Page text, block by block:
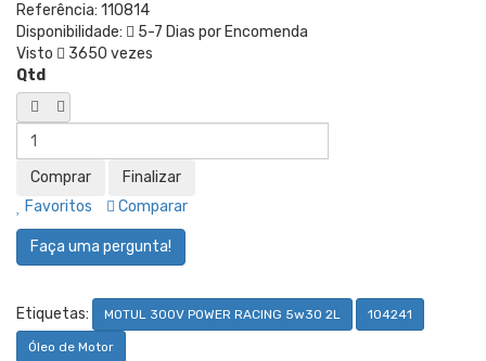
Referência: 110814
Disponibilidade:
5-7 Dias por Encomenda
Visto
3650 vezes
Qtd
Favoritos Comparar
Faça uma pergunta!
Etiquetas: MOTUL 300V POWER RACING 5w30 2L 104241
Óleo de Motor